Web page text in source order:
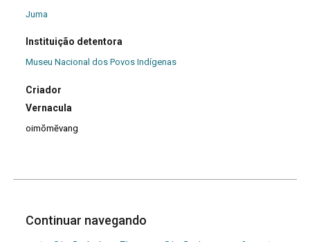
Juma
Instituição detentora
Museu Nacional dos Povos Indígenas
Criador
Vernacula
oimõmẽvang
Continuar navegando